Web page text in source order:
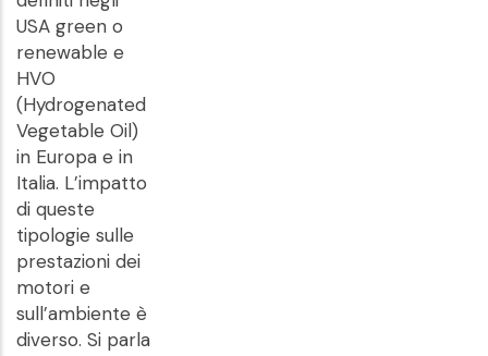
USA green o
renewable e
HVO
(Hydrogenated
Vegetable Oil)
in Europa e in
Italia. L’impatto
di queste
tipologie sulle
prestazioni dei
motori e
sull’ambiente è
diverso. Si parla